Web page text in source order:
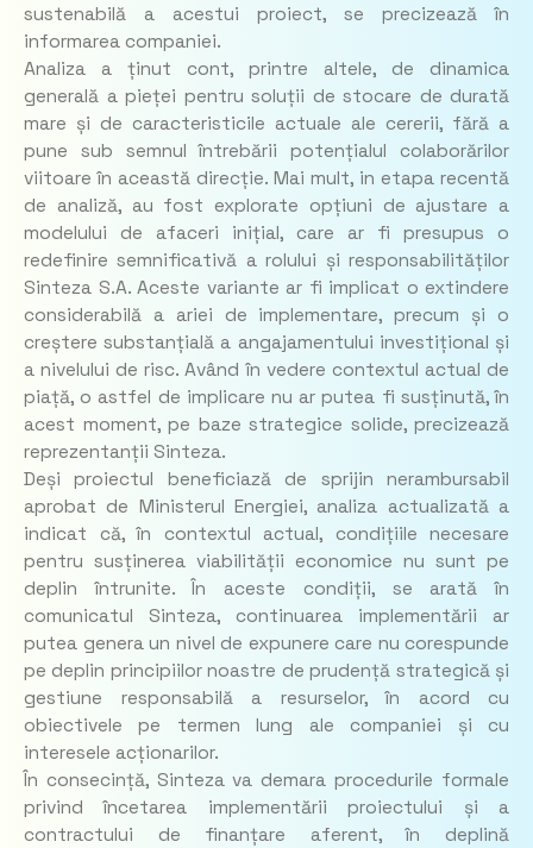
sustenabilă a acestui proiect, se precizează în
informarea companiei.
Analiza a ținut cont, printre altele, de dinamica
generală a pieței pentru soluții de stocare de durată
mare și de caracteristicile actuale ale cererii, fără a
pune sub semnul întrebării potențialul colaborărilor
viitoare în această direcție. Mai mult, in etapa recentă
de analiză, au fost explorate opțiuni de ajustare a
modelului de afaceri inițial, care ar fi presupus o
redefinire semnificativă a rolului și responsabilităților
Sinteza S.A. Aceste variante ar fi implicat o extindere
considerabilă a ariei de implementare, precum și o
creștere substanțială a angajamentului investițional și
a nivelului de risc. Având în vedere contextul actual de
piață, o astfel de implicare nu ar putea fi susținută, în
acest moment, pe baze strategice solide, precizează
reprezentanții Sinteza.
Deși proiectul beneficiază de sprijin nerambursabil
aprobat de Ministerul Energiei, analiza actualizată a
indicat că, în contextul actual, condițiile necesare
pentru susținerea viabilității economice nu sunt pe
deplin întrunite. În aceste condiții, se arată în
comunicatul Sinteza, continuarea implementării ar
putea genera un nivel de expunere care nu corespunde
pe deplin principiilor noastre de prudență strategică și
gestiune responsabilă a resurselor, în acord cu
obiectivele pe termen lung ale companiei și cu
interesele acționarilor.
În consecință, Sinteza va demara procedurile formale
privind încetarea implementării proiectului și a
contractului de finanțare aferent, în deplină